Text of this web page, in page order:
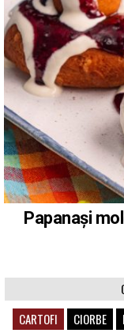
Papanași
CARTOFI
CIORBE